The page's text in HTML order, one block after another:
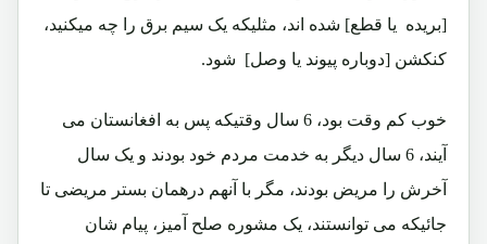
[بریده یا قطع] شده اند، مثلیکه یک سیم برق را چه میکنید،
کنکشن [دوباره پیوند یا وصل] شود.
خوب کم وقت بود، 6 سال وقتیکه پس به افغانستان می
آیند، 6 سال دیگر به خدمت مردم خود بودند و یک سال
آخرش را مریض بودند، مگر با آنهم درهمان بستر مریضی تا
جائیکه می توانستند، یک مشوره صلح آمیز، پیام شان